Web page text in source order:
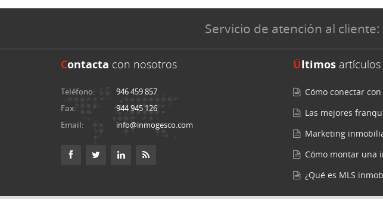
Servicio de atención al cliente:
Contacta con nosotros
Teléfono:
946 459 857
Fax:
944 945 126
Email:
info@inmogesco.com
Últimos artículos
Cómo conectar
Las mejores
Marketing
Cómo montar una
¿Qué es MLS